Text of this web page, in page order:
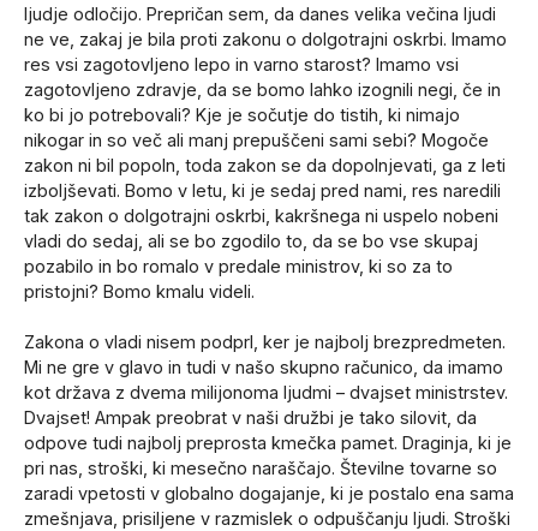
ljudje odločijo. Prepričan sem, da danes velika večina ljudi
ne ve, zakaj je bila proti zakonu o dolgotrajni oskrbi. Imamo
res vsi zagotovljeno lepo in varno starost? Imamo vsi
zagotovljeno zdravje, da se bomo lahko izognili negi, če in
ko bi jo potrebovali? Kje je sočutje do tistih, ki nimajo
nikogar in so več ali manj prepuščeni sami sebi? Mogoče
zakon ni bil popoln, toda zakon se da dopolnjevati, ga z leti
izboljševati. Bomo v letu, ki je sedaj pred nami, res naredili
tak zakon o dolgotrajni oskrbi, kakršnega ni uspelo nobeni
vladi do sedaj, ali se bo zgodilo to, da se bo vse skupaj
pozabilo in bo romalo v predale ministrov, ki so za to
pristojni? Bomo kmalu videli.
Zakona o vladi nisem podprl, ker je najbolj brezpredmeten.
Mi ne gre v glavo in tudi v našo skupno računico, da imamo
kot država z dvema milijonoma ljudmi – dvajset ministrstev.
Dvajset! Ampak preobrat v naši družbi je tako silovit, da
odpove tudi najbolj preprosta kmečka pamet. Draginja, ki je
pri nas, stroški, ki mesečno naraščajo. Številne tovarne so
zaradi vpetosti v globalno dogajanje, ki je postalo ena sama
zmešnjava, prisiljene v razmislek o odpuščanju ljudi. Stroški